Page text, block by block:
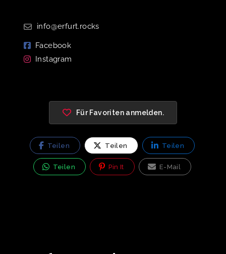
info@erfurt.rocks
Facebook
Instagram
Für Favoriten anmelden.
Teilen Teilen Teilen
Teilen Pin It E-Mail